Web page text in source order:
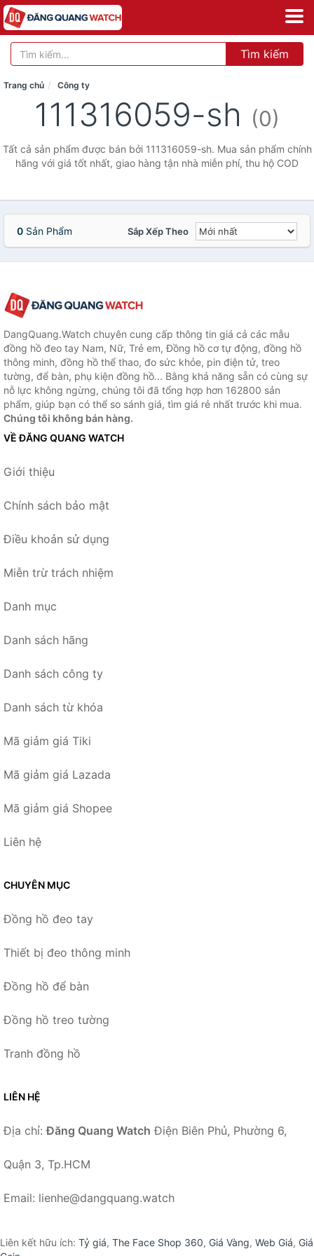
Tìm kiếm
Trang chủ Công ty
111316059-sh (0)
Tất cả sản phẩm được bán bởi 111316059-sh. Mua sản phẩm chính
hãng với giá tốt nhất, giao hàng tận nhà miễn phí, thu hộ COD
0 Sản Phẩm Sắp Xếp Theo
DangQuang.Watch chuyên cung cấp thông tin giá cả các mẫu
đồng hồ đeo tay Nam, Nữ, Trẻ em, Đồng hồ cơ tự động, đồng hồ
thông minh, đồng hồ thể thao, đo sức khỏe, pin điện tử, treo
tường, để bàn, phụ kiện đồng hồ... Bằng khả năng sẵn có cùng sự
nỗ lực không ngừng, chúng tôi đã tổng hợp hơn 162800 sản
phẩm, giúp bạn có thể so sánh giá, tìm giá rẻ nhất trước khi mua.
Chúng tôi không bán hàng.
VỀ ĐĂNG QUANG WATCH
Giới thiệu
Chính sách bảo mật
Điều khoản sử dụng
Miễn trừ trách nhiệm
Danh mục
Danh sách hãng
Danh sách công ty
Danh sách từ khóa
Mã giảm giá Tiki
Mã giảm giá Lazada
Mã giảm giá Shopee
Liên hệ
CHUYÊN MỤC
Đồng hồ đeo tay
Thiết bị đeo thông minh
Đồng hồ để bàn
Đồng hồ treo tường
Tranh đồng hồ
LIÊN HỆ
Địa chỉ:Đăng Quang Watch Điện Biên Phủ, Phường 6,
Quận 3, Tp.HCM
Email: lienhe@dangquang.watch
Liên kết hữu ích: Tỷ giá, The Face Shop 360, Giá Vàng, Web Giá, Giá